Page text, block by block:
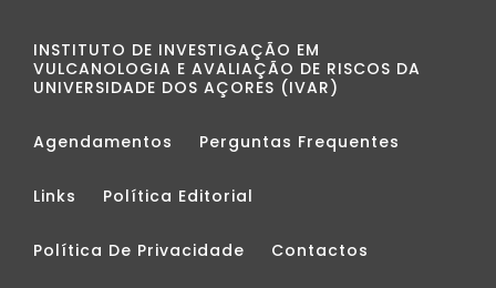
INSTITUTO DE INVESTIGAÇÃO EM
VULCANOLOGIA E AVALIAÇÃO DE RISCOS DA
UNIVERSIDADE DOS AÇORES (IVAR)
Agendamentos Perguntas Frequentes
Links Política Editorial
Política De Privacidade Contactos